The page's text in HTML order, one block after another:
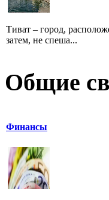
Тиват – город,
затем, не спеша...
Общие
Финансы